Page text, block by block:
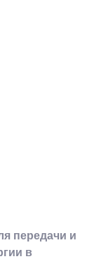
передачи и
в